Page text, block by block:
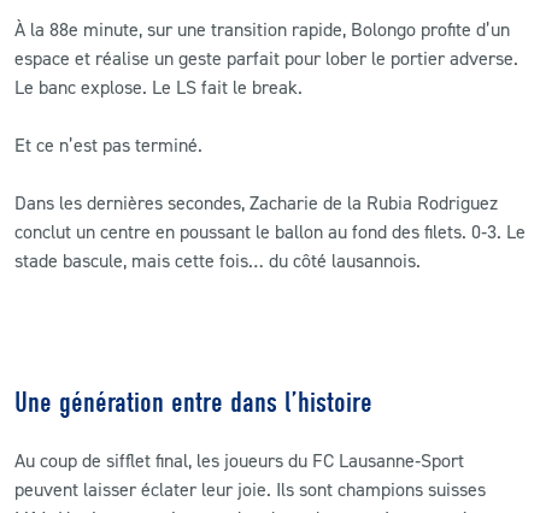
À la 88e minute, sur une transition rapide, Bolongo profite d’un
espace et réalise un geste parfait pour lober le portier adverse.
Le banc explose. Le LS fait le break.
Et ce n’est pas terminé.
Dans les dernières secondes, Zacharie de la Rubia Rodriguez
conclut un centre en poussant le ballon au fond des filets. 0‑3. Le
stade bascule, mais cette fois… du côté lausannois.
Une génération entre dans l’histoire
Au coup de sifflet final, les joueurs du FC Lausanne‑Sport
peuvent laisser éclater leur joie. Ils sont champions suisses